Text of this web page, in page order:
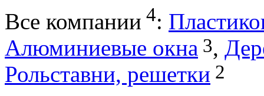
Все компании 4:
Алюминиевые окна 3,
Рольставни, решетки 2